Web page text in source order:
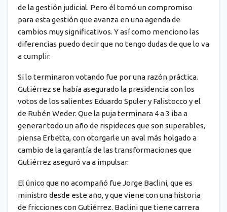
de la gestión judicial. Pero él tomó un compromiso
para esta gestión que avanza en una agenda de
cambios muy significativos. Y así como menciono las
diferencias puedo decir que no tengo dudas de que lo va
a cumplir.
Si lo terminaron votando fue por una razón práctica.
Gutiérrez se había asegurado la presidencia con los
votos de los salientes Eduardo Spuler y Falistocco y el
de Rubén Weder. Que la puja terminara 4 a 3 iba a
generar todo un año de rispideces que son superables,
piensa Erbetta, con otorgarle un aval más holgado a
cambio de la garantía de las transformaciones que
Gutiérrez aseguró va a impulsar.
El único que no acompañó fue Jorge Baclini, que es
ministro desde este año, y que viene con una historia
de fricciones con Gutiérrez. Baclini que tiene carrera